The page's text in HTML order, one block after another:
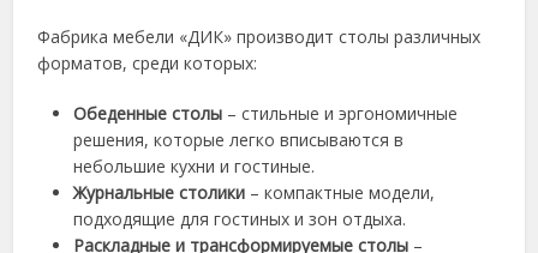
Фабрика мебели «ДИК» производит столы различных
форматов, среди которых:
Обеденные столы – стильные и эргономичные
решения, которые легко вписываются в
небольшие кухни и гостиные.
Журнальные столики – компактные модели,
подходящие для гостиных и зон отдыха.
Раскладные и трансформируемые столы –